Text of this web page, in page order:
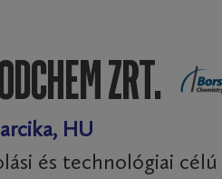
ZRT.
HU
és technológiai